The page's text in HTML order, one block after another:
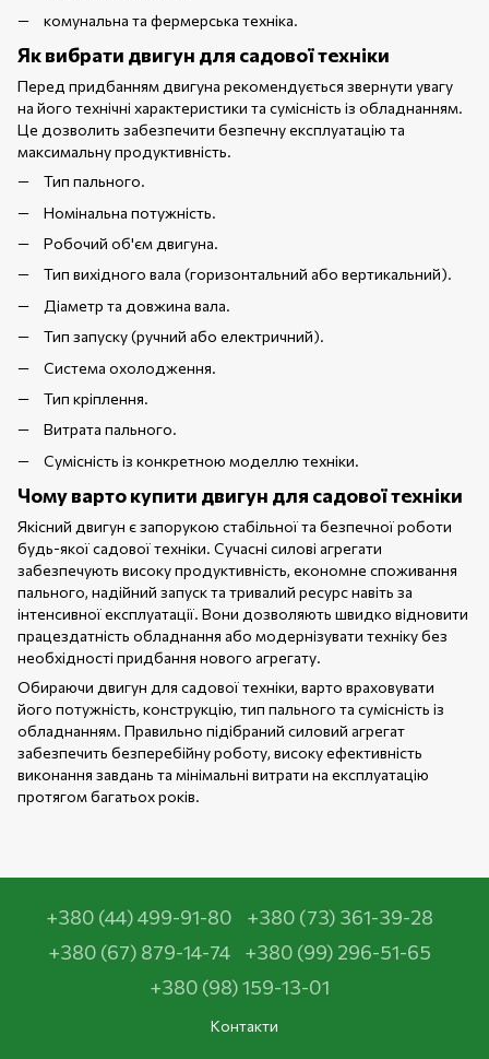
комунальна та фермерська техніка.
Як вибрати двигун для садової техніки
Перед придбанням двигуна рекомендується звернути увагу
на його технічні характеристики та сумісність із обладнанням.
Це дозволить забезпечити безпечну експлуатацію та
максимальну продуктивність.
Тип пального.
Номінальна потужність.
Робочий об'єм двигуна.
Тип вихідного вала (горизонтальний або вертикальний).
Діаметр та довжина вала.
Тип запуску (ручний або електричний).
Система охолодження.
Тип кріплення.
Витрата пального.
Сумісність із конкретною моделлю техніки.
Чому варто купити двигун для садової техніки
Якісний двигун є запорукою стабільної та безпечної роботи
будь-якої садової техніки. Сучасні силові агрегати
забезпечують високу продуктивність, економне споживання
пального, надійний запуск та тривалий ресурс навіть за
інтенсивної експлуатації. Вони дозволяють швидко відновити
працездатність обладнання або модернізувати техніку без
необхідності придбання нового агрегату.
Обираючи двигун для садової техніки, варто враховувати
його потужність, конструкцію, тип пального та сумісність із
обладнанням. Правильно підібраний силовий агрегат
забезпечить безперебійну роботу, високу ефективність
виконання завдань та мінімальні витрати на експлуатацію
протягом багатьох років.
+380 (44) 499-91-80
+380 (73) 361-39-28
+380 (67) 879-14-74
+380 (99) 296-51-65
+380 (98) 159-13-01
Контакти